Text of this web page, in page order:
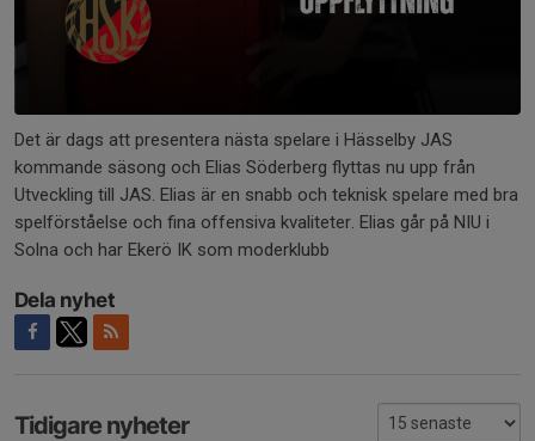
Det är dags att presentera nästa spelare i Hässelby JAS
kommande säsong och Elias Söderberg flyttas nu upp från
Utveckling till JAS. Elias är en snabb och teknisk spelare med bra
spelförståelse och fina offensiva kvaliteter. Elias går på NIU i
Solna och har Ekerö IK som moderklubb
Dela nyhet
Tidigare nyheter